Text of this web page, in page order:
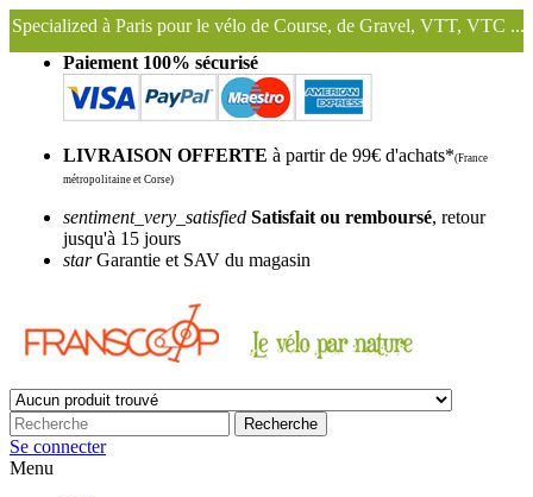
pour le vélo de Course, de Gravel, VTT, VTC ...
Nous
Paiement 100% sécurisé
LIVRAISON OFFERTE à partir de 99€ d'achats*(France
métropolitaine et Corse)
sentiment_very_satisfied Satisfait ou remboursé, retour
jusqu'à 15 jours
starGarantie et SAV du magasin
Recherche
Se connecter
Menu